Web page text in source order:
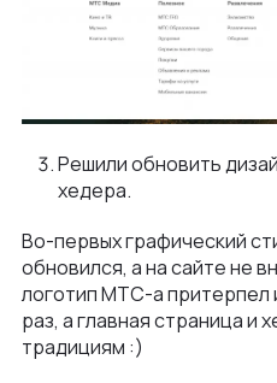
Решили обновить
хедера.
Во-первых графический
обновился, а на сайте не
логотип МТС-а притерпел
раз, а главная страница и
традициям :)